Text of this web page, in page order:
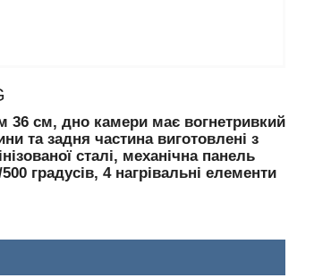
36 см, дно камери має вогнетривкий
та задня частина виготовлені з
сталі, механічна панель
градусів, 4 нагрівальні елементи